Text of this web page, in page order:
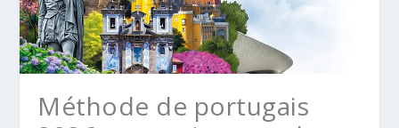
Méthode de portugais